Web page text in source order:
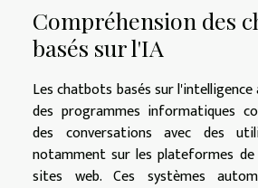
Compréhension des
basés sur l'IA
Les chatbots basés sur
des programmes informatiques
des conversations avec des
notamment sur les plateformes de
sites web. Ces systèmes